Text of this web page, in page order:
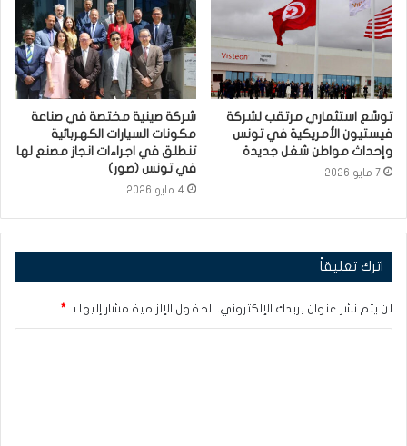
توسّع استثماري مرتقب لشركة
فيستيون الأمريكية في تونس
وإحداث مواطن شغل جديدة
7 مايو 2026
شركة صينية مختصة في صناعة
مكونات السيارات الكهربائية
تنطلق في اجراءات انجاز مصنع لها
في تونس (صور)
4 مايو 2026
اترك تعليقاً
لن يتم نشر عنوان بريدك الإلكتروني. الحقول الإلزامية مشار إليها بـ *